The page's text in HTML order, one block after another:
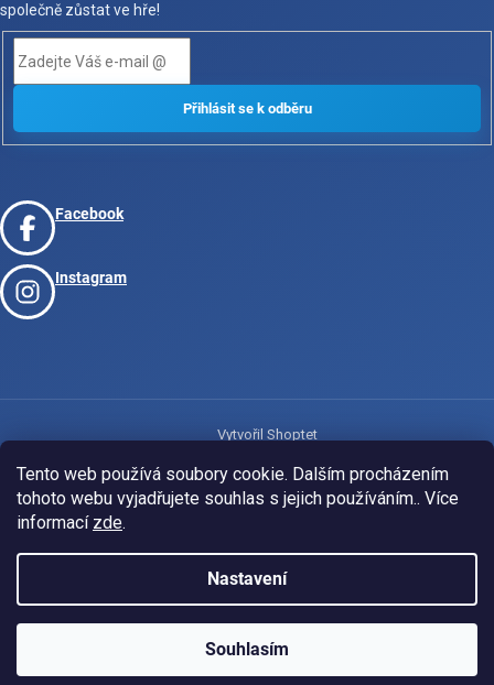
Tento web používá soubory cookie. Dalším procházením
tohoto webu vyjadřujete souhlas s jejich používáním.. Více
informací zde.
Nastavení
Souhlasím
společně zůstat ve hře!
Facebook
Instagram
Vytvořil Shoptet
Copyright 2026www.josport.cz. Všechna práva vyhrazena.